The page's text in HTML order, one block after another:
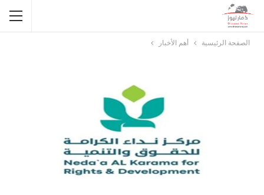
الصفحة الرئيسية أهم الأخبار